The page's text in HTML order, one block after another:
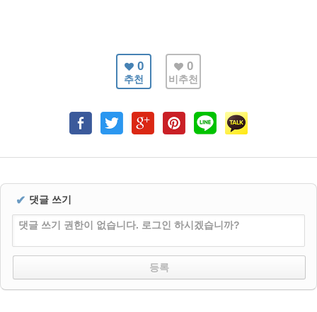
0
추천
0
비추천
✔ 댓글 쓰기
댓글 쓰기 권한이 없습니다. 로그인 하시겠습니까?